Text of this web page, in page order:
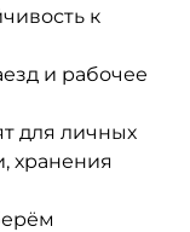
к
и рабочее
для личных
хранения